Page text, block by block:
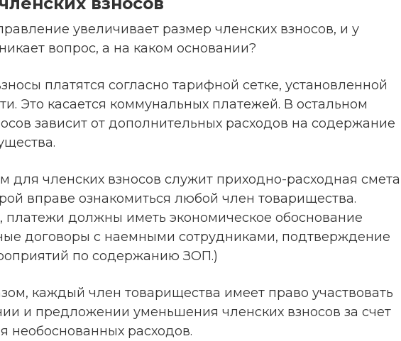
увеличивает размер членских взносов, и у
вопрос, а на каком основании?
платятся согласно тарифной сетке, установленной
Это касается коммунальных платежей. В остальном
зависит от дополнительных расходов на содержание
для членских взносов служит приходно-расходная смета
вправе ознакомиться любой член товарищества.
платежи должны иметь экономическое обоснование
договоры с наемными сотрудниками, подтверждение
по содержанию ЗОП.)
каждый член товарищества имеет право участвовать
и предложении уменьшения членских взносов за счет
необоснованных расходов.